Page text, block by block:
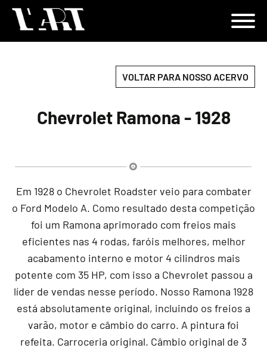
VOLTAR PARA NOSSO ACERVO
Chevrolet Ramona - 1928
Em 1928 o Chevrolet Roadster veio para combater
o Ford Modelo A. Como resultado desta competição
foi um Ramona aprimorado com freios mais
eficientes nas 4 rodas, faróis melhores, melhor
acabamento interno e motor 4 cilindros mais
potente com 35 HP, com isso a Chevrolet passou a
líder de vendas nesse período. Nosso Ramona 1928
está absolutamente original, incluindo os freios a
varão, motor e câmbio do carro. A pintura foi
refeita. Carroceria original. Câmbio original de 3